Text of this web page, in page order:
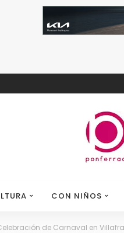
CON NIÑOS
de Carnaval en